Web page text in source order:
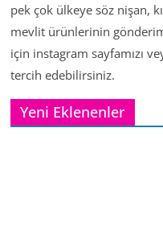
pek çok ülkeye söz nişan,
mevlit ürünlerinin
için instagram sayfamızı
tercih edebilirsiniz.
Yeni Eklenenler